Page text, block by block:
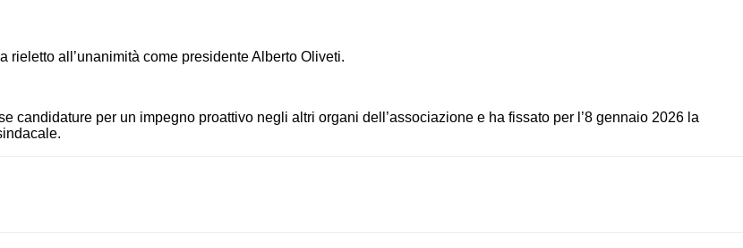
rieletto all’unanimità come presidente Alberto Oliveti.
candidature per un impegno proattivo negli altri organi dell’associazione e ha fissato per l’8 gennaio 2026 la